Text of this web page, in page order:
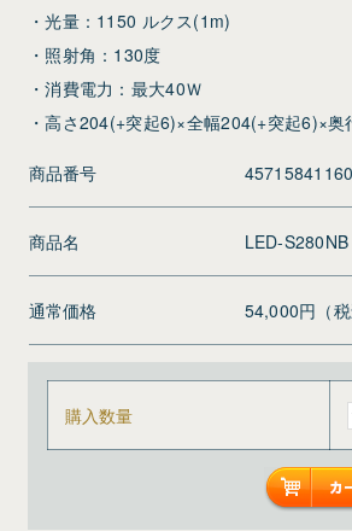
・光量：1150 ルクス(1m)
・照射角：130度
・消費電力：最大40Ｗ
・高さ204(+突起6)×全幅204(+突起6)×
商品番号
商品名 LED-
通常価格 54,000円（税
購入数量